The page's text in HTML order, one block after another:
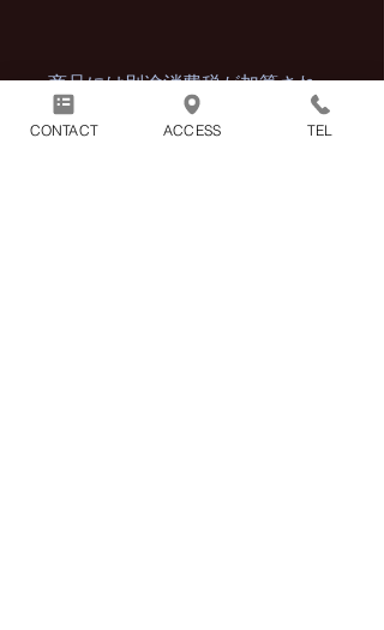
商品には別途消費税が加算され
ます。
CONTACT ACCESS TEL